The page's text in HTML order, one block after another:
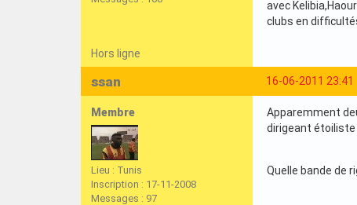
avec
clubs en
Hors ligne
16-06-2011 23:41
ssan
Membre
Lieu : Tunis
Inscription : 17-11-2008
Messages : 97
Apparemment
dirigeant étoiliste
Quelle bande de